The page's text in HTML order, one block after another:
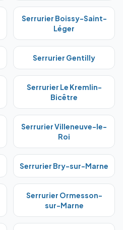
Serrurier Boissy-Saint-
Léger
Serrurier Gentilly
Serrurier Le Kremlin-
Bicêtre
SerrurierVilleneuve-le-
Roi
Serrurier Bry-sur-Marne
Serrurier Ormesson-
sur-Marne